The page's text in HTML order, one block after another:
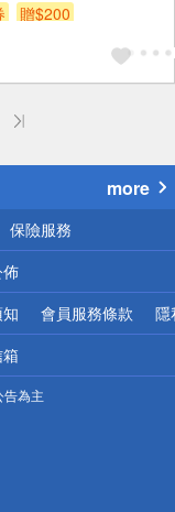
贈$200
more
保險服務
會員服務條款 隱
為主